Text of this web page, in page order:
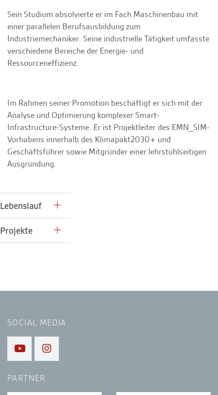
Sein Studium absolvierte er im Fach Maschinenbau mit
einer parallelen Berufsausbildung zum
Industriemechaniker. Seine industrielle Tätigkeit umfasste
verschiedene Bereiche der Energie- und
Ressourceneffizienz.
Im Rahmen seiner Promotion beschäftigt er sich mit der
Analyse und Optimierung komplexer Smart-
Infrastructure-Systeme. Er ist Projektleiter des EMN_SIM-
Vorhabens innerhalb des Klimapakt2030+ und
Geschäftsführer sowie Mitgründer einer lehrstuhlseitigen
Ausgründung.
Lebenslauf
Projekte
SOCIAL MEDIA
PARTNER